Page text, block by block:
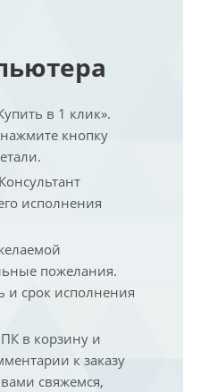
в 1 клик».
кнопку
исполнения
пожелания.
и срок исполнения
в корзину и
к заказу
свяжемся,